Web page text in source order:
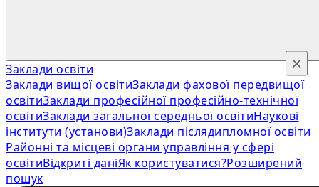
Заклади освіти
Заклади вищої освітиЗаклади фахової передвищої
освітиЗаклади професійної професійно-технічної
освітиЗаклади загальної середньої освітиНаукові
інститути (установи)Заклади післядипломної освіти
Районні та місцеві органи управління у сфері
освітиВідкриті даніЯк користуватися?Розширений
пошук
×